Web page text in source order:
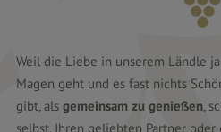
Durbach
&
Weil die Liebe in unserem Ländle
Magen geht und es fast nichts
gibt, alsgemeinsam zu genießen,
selbst, Ihren geliebten Partner